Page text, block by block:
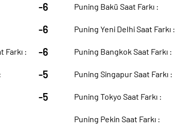
-6
-6
Farkı : -6
-5
-5
Puning Bakü Saat Farkı :
Puning Yeni Delhi Saat Farkı :
Puning Bangkok Saat Farkı :
Puning Singapur Saat Farkı :
Puning Tokyo Saat Farkı :
Puning Pekin Saat Farkı :